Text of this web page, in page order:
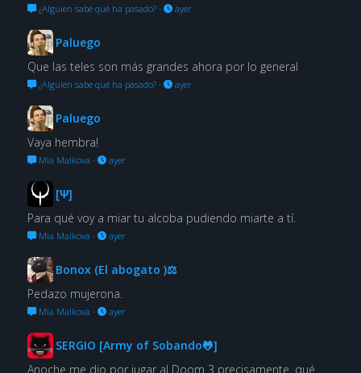
¿Alguien sabe qué ha pasado?· ayer
Paluego
Que las teles son más grandes ahora por lo general
¿Alguien sabe qué ha pasado?· ayer
Paluego
Vaya hembra!
Mia Malkova · ayer
[Ψ]
Para qué voy a miar tu alcoba pudiendo miarte a tí.
Mia Malkova · ayer
Bonox (El abogato )⚖
Pedazo mujerona.
Mia Malkova · ayer
SERGIO [Army of Sobando🐸]
Anoche me dio por jugar al Doom 3 precisamente, qué